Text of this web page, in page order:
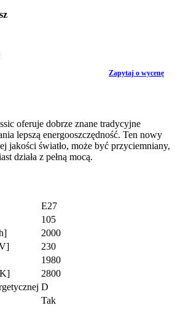
Zapytaj o wycenę
oferuje dobrze znane tradycyjne
lepszą energooszczędność. Ten nowy
jakości światło, może być przyciemniany,
działa z pełną mocą.
E27
105
2000
230
1980
2800
D
Tak